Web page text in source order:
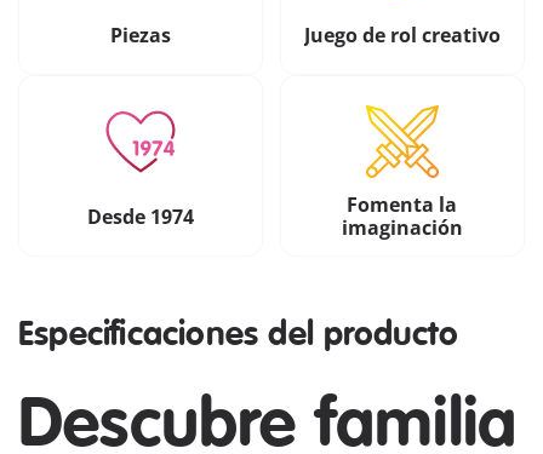
Piezas Juego de rol creativo
Desde 1974
Fomenta la
imaginación
Especificaciones del producto
Descubre familia